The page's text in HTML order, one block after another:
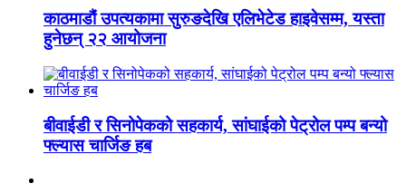
काठमाडौं उपत्यकामा सुरुङदेखि एलिभेटेड हाइवेसम्म, यस्ता
हुनेछन् २२ आयोजना
बीवाईडी र सिनोपेकको सहकार्य, सांघाईको पेट्रोल पम्प बन्यो
फ्ल्यास चार्जिङ हब